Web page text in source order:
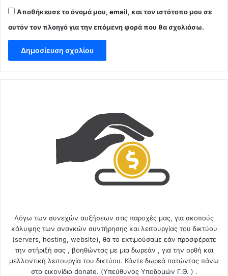
Αποθήκευσε το όνομά μου, email, και τον ιστότοπο μου σε
αυτόν τον πλοηγό για την επόμενη φορά που θα σχολιάσω.
Λόγω των συνεχών αυξήσεων στις παροχές μας, για σκοπούς
κάλυψης των αναγκών συντήρησης και λειτουργίας του δικτύου
(servers, hosting, website), θα το εκτιμούσαμε εάν προσφέρατε
την στήριξή σας , βοηθώντας με μια δωρεάν , για την ορθή και
μελλοντική λειτουργία του δικτύου. Κάντε δωρεά πατώντας πάνω
στο εικονίδιο donate. (Υπεύθυνος Υποδομών Γ.Θ. ) .